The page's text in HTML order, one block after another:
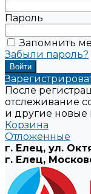
Пароль
Запомнить
Забыли пароль?
После
отслеживание
и другие новые
Корзина
Отложенные
г. Елец, ул.
г. Елец,